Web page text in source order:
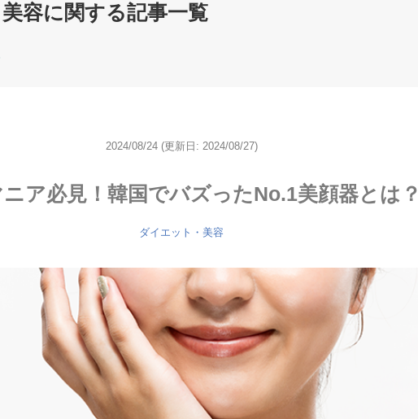
容に関する記事一覧
2024/08/24 (更新日: 2024/08/27)
ア必見！韓国でバズったNo.1美顔器とは？
ダイエット・美容